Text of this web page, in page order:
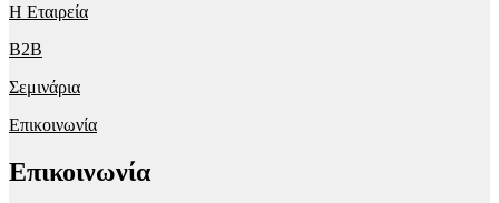
Η Εταιρεία
B2B
Σεμινάρια
Επικοινωνία
Επικοινωνία